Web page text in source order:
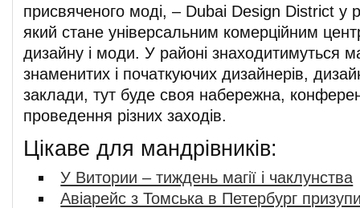
присвяченого моді, – Dubai Design District у
який стане універсальним комерційним
дизайну і моди. У районі знаходитимуться
знаменитих і початкуючих дизайнерів,
заклади, тут буде своя набережна,
проведення різних заходів.
Цікаве для мандрівників:
У Витории – тиждень магії і чаклунства
Авіарейс з Томська в Петербург